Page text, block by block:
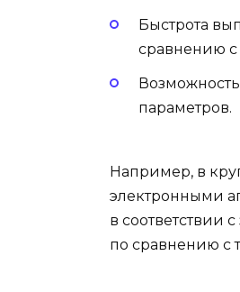
Быстрота
сравнению
параметров.
Например, в
электронными
в соответствии
по сравнению с